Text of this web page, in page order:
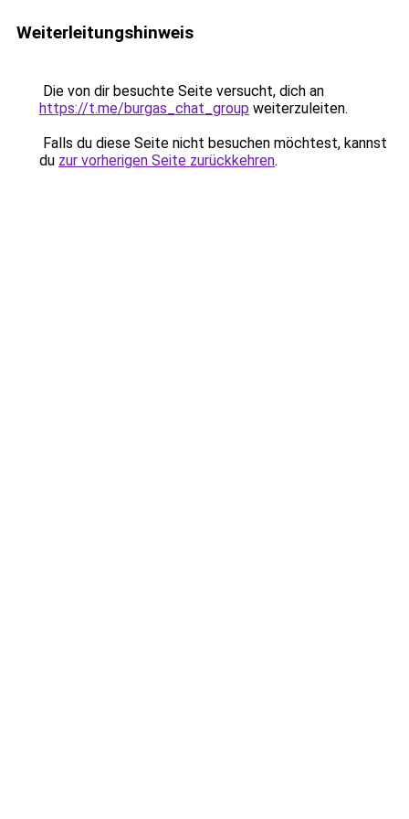
Weiterleitungshinweis
Die von dir besuchte Seite versucht, dich an
https://t.me/burgas_chat_group weiterzuleiten.
Falls du diese Seite nicht besuchen möchtest, kannst
du zur vorherigen Seite zurückkehren.